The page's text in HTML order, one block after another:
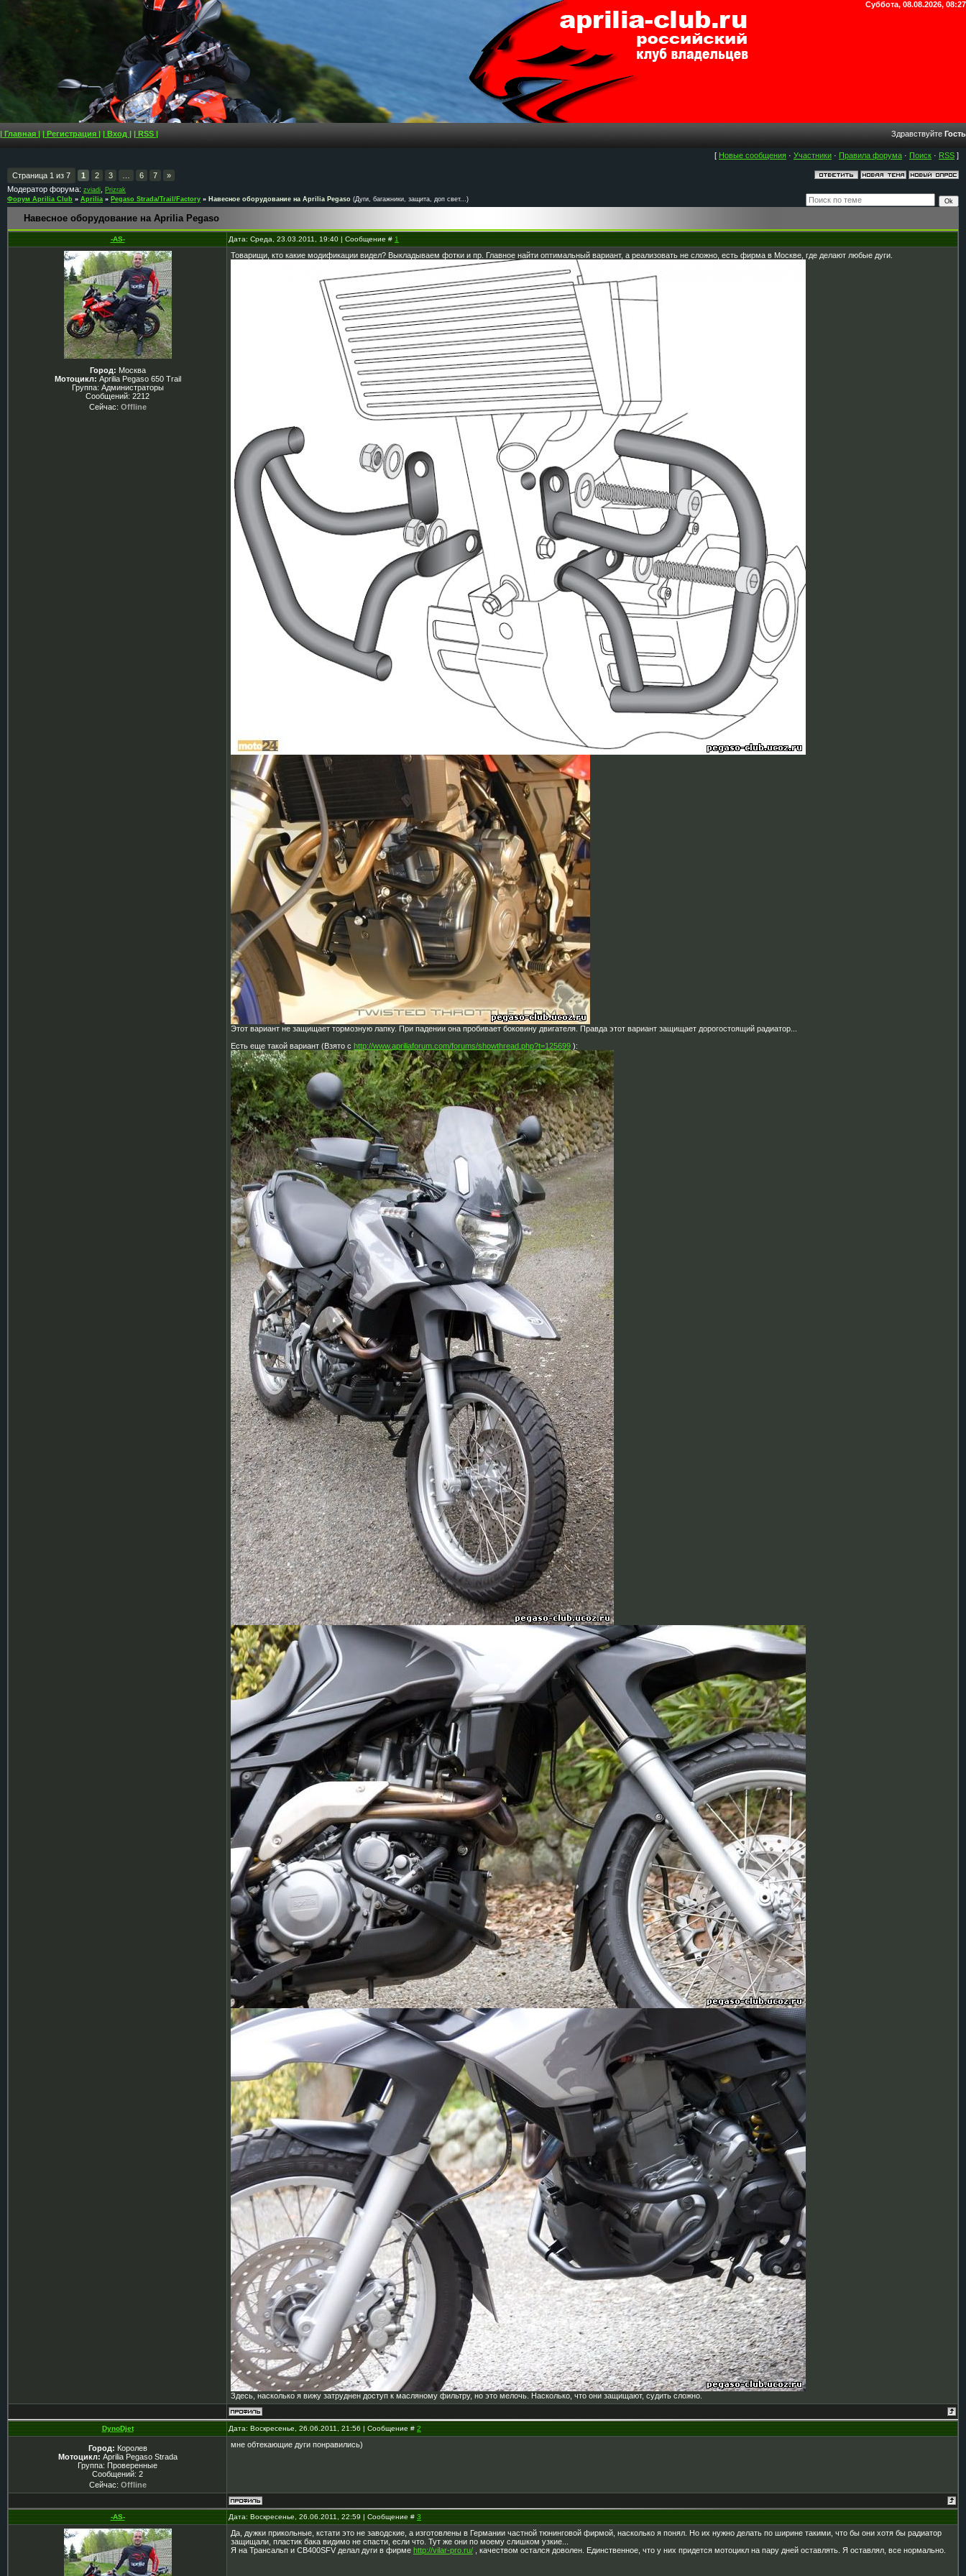
Суббота, 08.08.2026, 08:27
| Главная | | Регистрация | | Вход | | RSS | Здравствуйте Гость
[ Новые сообщения · Участники · Правила форума · Поиск · RSS ]
Страница 1 из 7 1 2 3 6 7
»
Модератор форума: zviadi
Prizrak
Форум Aprilia Club » Aprilia » Pegaso Strada/Trail/Factory » Навесное оборудование на Aprilia Pegaso (Дуги, багажники, защита, доп свет...)
Навесное оборудование на Aprilia Pegaso
-AS- Дата: Среда, 23.03.2011, 19:40 | Сообщение #1
Город: Москва
Мотоцикл: Aprilia Pegaso 650 Trail
Группа: Администраторы
Сообщений: 2212
Сейчас: Offline
Товарищи, кто какие модификации видел? Выкладываем фотки и пр. Главное найти оптимальный вариант, а реализовать не сложно, есть фирма в Москве, где делают любые дуги.
Этот вариант не защищает тормозную лапку. При падении она пробивает боковину двигателя. Правда этот вариант защищает дорогостоящий радиатор...
Есть еще такой вариант (Взято с http://www.apriliaforum.com/forums/showthread.php?t=125699 ):
Здесь, насколько я вижу затруднен доступ к масляному фильтру, но это мелочь. Насколько, что они защищают, судить сложно.
DynoDjet Дата: Воскресенье, 26.06.2011, 21:56 | Сообщение #2
Город: Королев
Мотоцикл: Aprilia Pegaso Strada
Группа: Проверенные
Сообщений: 2
Сейчас: Offline
мне обтекающие дуги понравились)
-AS- Дата: Воскресенье, 26.06.2011, 22:59 | Сообщение #3
Да, дужки прикольные, кстати это не заводские, а изготовлены в Германии частной тюнинговой фирмой, насколько я понял. Но их нужно делать по ширине такими, что бы они хотя бы радиатор
защищали, пластик бака видимо не спасти, если что. Тут же они по моему слишком узкие...
Я на Трансальп и CB400SFV делал дуги в фирме http://vilar-pro.ru/ , качеством остался доволен. Единственное, что у них придется мотоцикл на пару дней оставлять. Я оставлял, все нормально.